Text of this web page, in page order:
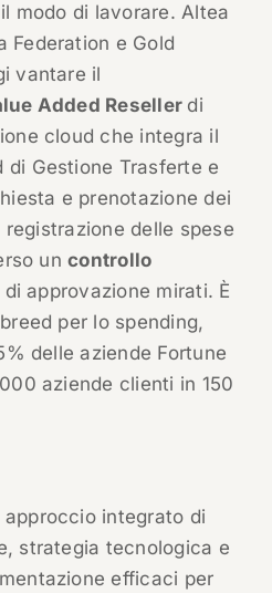
modo di lavorare. Altea
Federation e Gold
vantare il
Added Reseller di
cloud che integra il
Gestione Trasferte e
e prenotazione dei
delle spese
uncontrollo
approvazione mirati. È
per lo spending,
delle aziende Fortune
aziende clienti in 150
integrato di
strategia tecnologica e
efficaci per